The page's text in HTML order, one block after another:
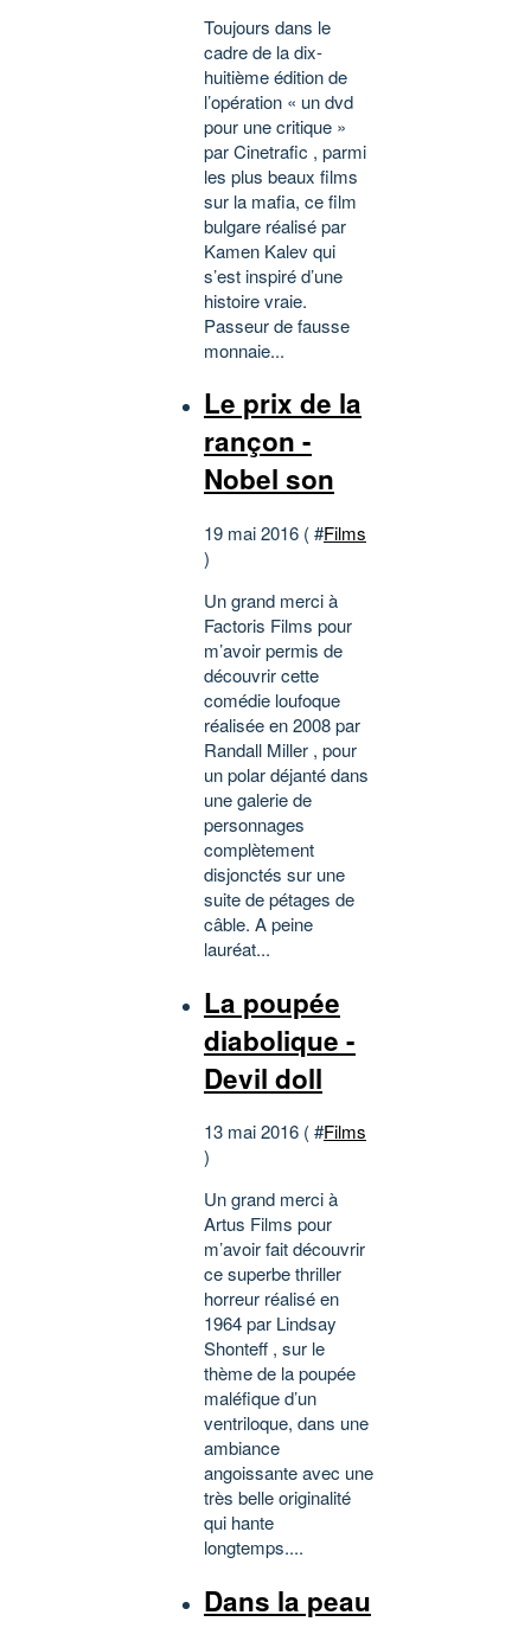
Toujours dans le
cadre de la dix-
huitième édition de
l’opération « un dvd
pour une critique »
par Cinetrafic , parmi
les plus beaux films
sur la mafia, ce film
bulgare réalisé par
Kamen Kalev qui
s’est inspiré d’une
histoire vraie.
Passeur de fausse
monnaie...
Le prix de la
rançon -
Nobel son
19 mai 2016 ( #Films
)
Un grand merci à
Factoris Films pour
m’avoir permis de
découvrir cette
comédie loufoque
réalisée en 2008 par
Randall Miller , pour
un polar déjanté dans
une galerie de
personnages
complètement
disjonctés sur une
suite de pétages de
câble. A peine
lauréat...
La poupée
diabolique -
Devil doll
13 mai 2016 ( #Films
)
Un grand merci à
Artus Films pour
m’avoir fait découvrir
ce superbe thriller
horreur réalisé en
1964 par Lindsay
Shonteff , sur le
thème de la poupée
maléfique d’un
ventriloque, dans une
ambiance
angoissante avec une
très belle originalité
qui hante
longtemps....
Dans la peau